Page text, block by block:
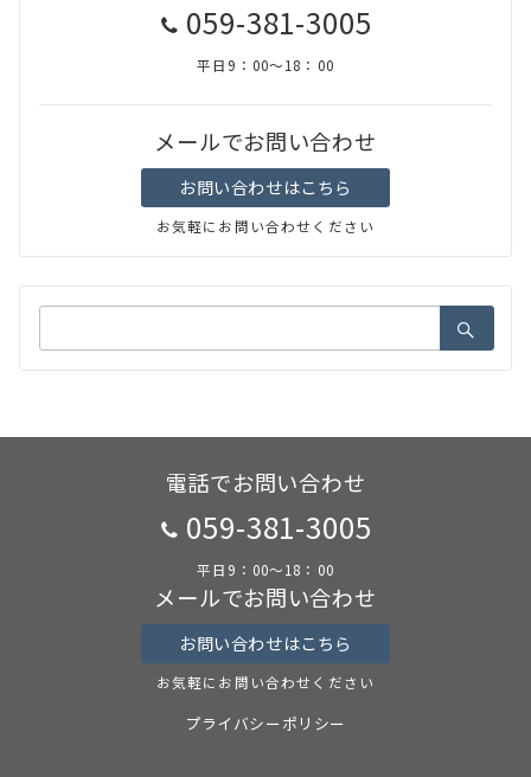
059-381-3005
平日9：00～18：00
メールでお問い合わせ
お問い合わせはこちら
お気軽にお問い合わせください
索：
電話でお問い合わせ
059-381-3005
平日9：00～18：00
メールでお問い合わせ
お問い合わせはこちら
お気軽にお問い合わせください
プライバシーポリシー